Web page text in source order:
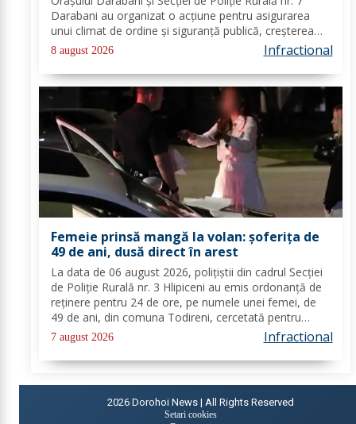
Darabani au organizat o acțiune pentru asigurarea
unui climat de ordine și siguranță publică, creșterea
gradului de siguranță rutieră și combaterea faptelor
antisociale, în localitatea...
8 august 2026 Infractional
Femeie prinsă mangă la volan: șoferița de
49 de ani, dusă direct în arest
La data de 06 august 2026, polițiștii din cadrul Secției
de Poliție Rurală nr. 3 Hlipiceni au emis ordonanță de
reținere pentru 24 de ore, pe numele unei femei, de
49 de ani, din comuna Todireni, cercetată pentru
comiterea infracțiunii de conducerea unui vehicul sub
influența alcoolului. În urma...
7 august 2026 Infractional
2026 Dorohoi News | All Rights Reserved
Setari cookies